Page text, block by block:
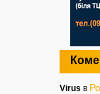
Virus в